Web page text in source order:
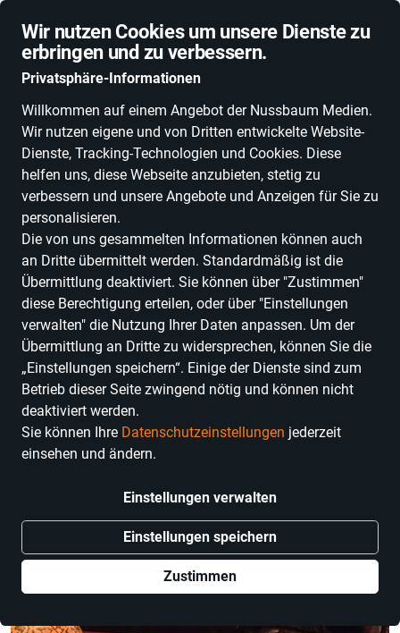
Wir nutzen Cookies um unsere Dienste zu
erbringen und zu verbessern.
Privatsphäre-Informationen
Willkommen auf einem Angebot der Nussbaum Medien.
Wir nutzen eigene und von Dritten entwickelte Website-
Dienste, Tracking-Technologien und Cookies. Diese
helfen uns, diese Webseite anzubieten, stetig zu
verbessern und unsere Angebote und Anzeigen für Sie zu
personalisieren.
Die von uns gesammelten Informationen können auch
an Dritte übermittelt werden. Standardmäßig ist die
Übermittlung deaktiviert. Sie können über "Zustimmen"
diese Berechtigung erteilen, oder über "Einstellungen
verwalten" die Nutzung Ihrer Daten anpassen. Um der
Übermittlung an Dritte zu widersprechen, können Sie die
„Einstellungen speichern“. Einige der Dienste sind zum
Betrieb dieser Seite zwingend nötig und können nicht
deaktiviert werden.
Sie können Ihre Datenschutzeinstellungen jederzeit
einsehen und ändern.
Einstellungen verwalten
Einstellungen speichern
Zustimmen
ALLE KATEGORIEN NEUHEITEN DEALS ESSEN, TRINKEN &
Indoor Aktivitäten
TeamEscape Stuttgart
in Stuttgart
Produkte